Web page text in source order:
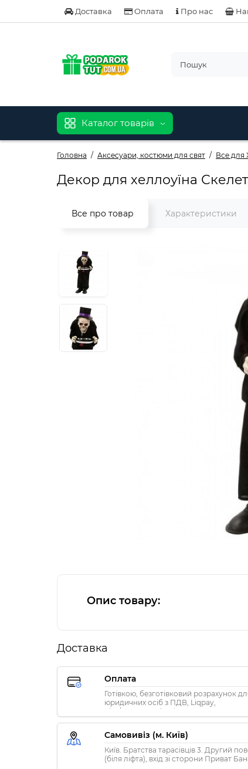
Доставка Оплата Про нас
Каталог товарів
Головна Аксесуари, костюми для свят Все для
Декор для хеллоуїна
Все про товар Характеристики
Опис товару:
Доставка
Оплата
Готівкою, безготівковий розрахунок
юридичних осіб з ПДВ, Liqpay,
Visa/MasterCard, Privat24
Самовивіз (м. Київ)
Київ. Братства тарасівців 3. Другий
(біля ліфта), вхід зі сторони Приват